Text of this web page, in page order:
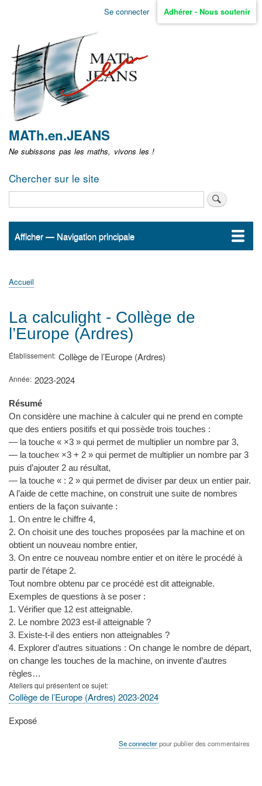
Aller
non
identifié
Se connecter Adhérer - Nous soutenir
MATh.en.JEANS
Ne subissons pas les maths, vivons les !
Chercher sur le site
Navigation
Afficher — Navigation principale
Accueil
ActualitésMATh.en.JEANS ?
Régions et Ateliers
Créer, gérer un atelier
Sujets/Publications
Congrès
d'Ariane
Accueil
La calculight - Collège de
l’Europe (Ardres)
Établissement Collège de l’Europe (Ardres)
Année 2023-2024
Résumé
On considère une machine à calculer qui ne prend en compte
que des entiers positifs et qui possède trois touches :
— la touche « ×3 » qui permet de multiplier un nombre par 3,
— la touche« ×3 + 2 » qui permet de multiplier un nombre par 3
puis d’ajouter 2 au résultat,
— la touche « : 2 » qui permet de diviser par deux un entier pair.
A l’aide de cette machine, on construit une suite de nombres
entiers de la façon suivante :
1. On entre le chiffre 4,
2. On choisit une des touches proposées par la machine et on
obtient un nouveau nombre entier,
3. On entre ce nouveau nombre entier et on itère le procédé à
partir de l’étape 2.
Tout nombre obtenu par ce procédé est dit atteignable.
Exemples de questions à se poser :
1. Vérifier que 12 est atteignable.
2. Le nombre 2023 est-il atteignable ?
3. Existe-t-il des entiers non atteignables ?
4. Explorer d’autres situations : On change le nombre de départ,
on change les touches de la machine, on invente d’autres
règles…
Ateliers qui présentent ce sujet
Collège de l’Europe (Ardres) 2023-2024
Type
Exposé
Se connecterpour publier des commentaires